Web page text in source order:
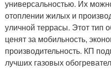
Свечные обогреватели
Кварцевые
обогреватели
универсальностью. Их
отоплении жилых и
уличной террасы. Этот тип
ценят за мобильность,
производительность. КП
лучших газовых